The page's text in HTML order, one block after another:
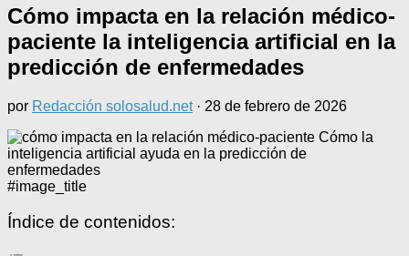
Cómo impacta en la relación médico-
paciente la inteligencia artificial en la
predicción de enfermedades
por Redacción solosalud.net · 28 de febrero de 2026
#image_title
Índice de contenidos: